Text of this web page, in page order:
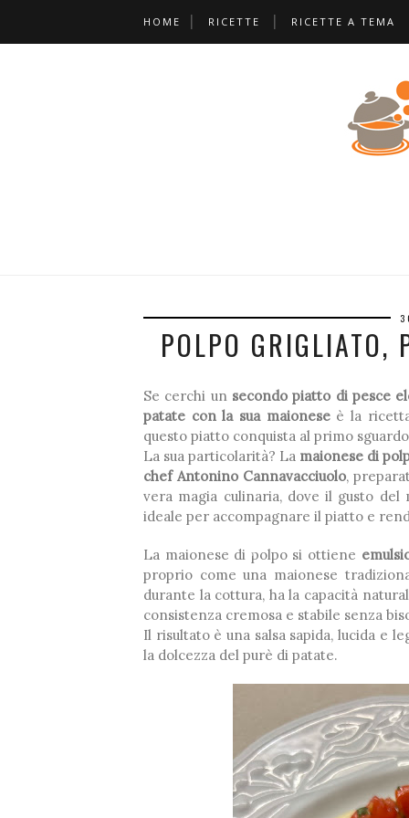
HOME RICETTE RICETTE A TEMA
POLPO GRIGLIATO,
Se cerchi un secondo piatto di pesce
patate con la sua maioneseè la ricetta
questo piatto conquista al primo
La sua particolarità? La maionese di
chef Antonino Cannavacciuolo,
vera magia culinaria, dove il gusto
ideale per accompagnare il piatto e
La maionese di polpo si ottiene
proprio come una maionese
durante la cottura, ha la capacità
consistenza cremosa e stabile senza
Il risultato è una salsa sapida, lucida e
la dolcezza del purè di patate.
❅
❅
❅